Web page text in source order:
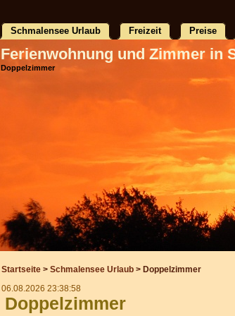
Schmalensee Urlaub Freizeit Preise
Ferienwohnung und Zimmer in
Doppelzimmer
Startseite > Schmalensee Urlaub > Doppelzimmer
06.08.2026 23:38:58
Doppelzimmer